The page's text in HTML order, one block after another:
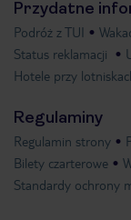
Przydatne
Podróż z TUI
Status reklamacji
Hotele przy
Regulaminy
Regulamin strony
Bilety czarterowe
Standardy ochrony